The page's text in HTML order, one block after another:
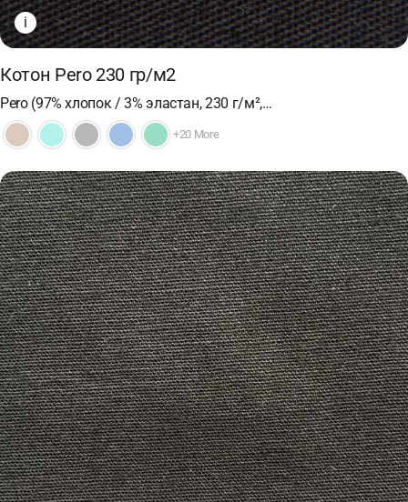
i
Котон Pero 230 гр/м2
Pero (97% хлопок / 3% эластан, 230 г/м²,…
+20 More